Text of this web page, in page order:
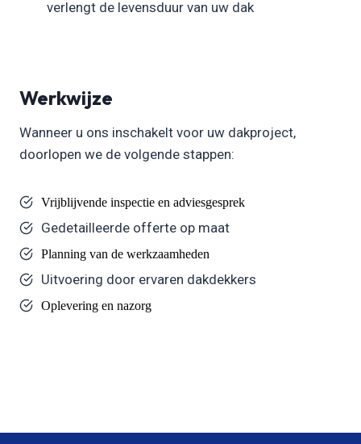
verlengt de levensduur van uw dak
Werkwijze
Wanneer u ons inschakelt voor uw dakproject,
doorlopen we de volgende stappen:
Vrijblijvende inspectie en adviesgesprek
Gedetailleerde offerte op maat
Planning van de werkzaamheden
Uitvoering door ervaren dakdekkers
Oplevering en nazorg